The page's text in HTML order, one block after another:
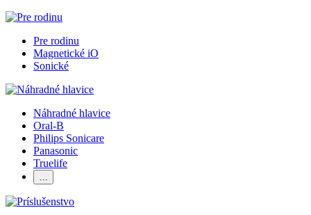
Pre rodinu
Magnetické iO
Sonické
Náhradné hlavice
Oral-B
Philips Sonicare
Panasonic
Truelife
…